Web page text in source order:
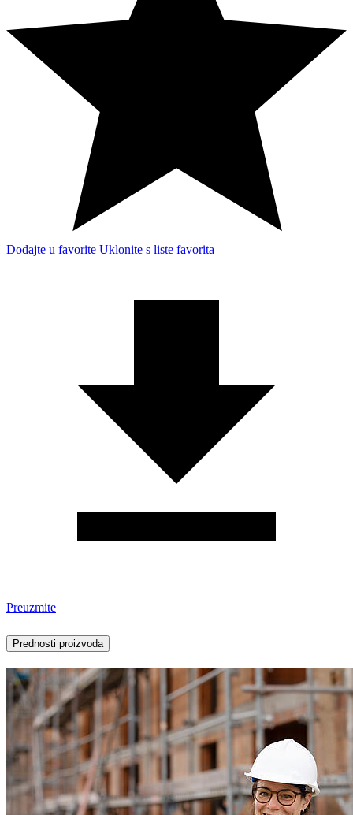
Dodajte u favorite Uklonite s liste favorita
Preuzmite
Prednosti proizvoda